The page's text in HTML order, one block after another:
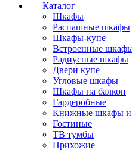
Каталог
Шкафы
Распашные шкафы
Шкафы-купе
Встроенные
Радиусные шкафы
Двери купе
Угловые шкафы
Шкафы на балкон
Гардеробные
Книжные шкафы и
Гостиные
ТВ тумбы
Прихожие